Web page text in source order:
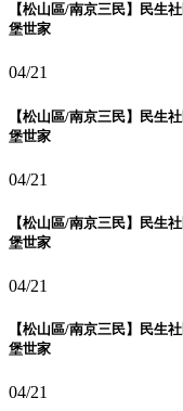
【松山區/南京三民】民生
堡世家
04/21
【松山區/南京三民】民生
堡世家
04/21
【松山區/南京三民】民生
堡世家
04/21
【松山區/南京三民】民生
堡世家
04/21